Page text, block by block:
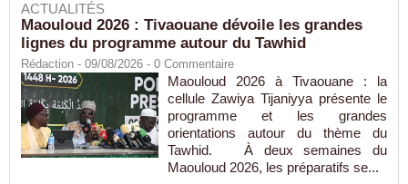
ACTUALITÉS
Maouloud 2026 : Tivaouane dévoile les grandes
lignes du programme autour du Tawhid
Rédaction - 09/08/2026 - 0 Commentaire
Maouloud 2026 à Tivaouane : la
cellule Zawiya Tijaniyya présente le
programme et les grandes
orientations autour du thème du
Tawhid. À deux semaines du
Maouloud 2026, les préparatifs se...